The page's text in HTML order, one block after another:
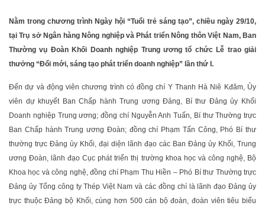
Nằm trong chương trình Ngày hội “Tuổi trẻ sáng tạo”, chiều ngày 29/10,
tại Trụ sở Ngân hàng Nông nghiệp và Phát triển Nông thôn Việt Nam, Ban
Thường vụ Đoàn Khối Doanh nghiệp Trung ương tổ chức Lễ trao giải
thưởng “Đổi mới, sáng tạo phát triển doanh nghiệp” lần thứ I.
Đến dự và động viên chương trình có đồng chí Y Thanh Hà Niê Kđăm, Ủy
viên dự khuyết Ban Chấp hành Trung ương Đảng, Bí thư Đảng ủy Khối
Doanh nghiệp Trung ương; đồng chí Nguyễn Anh Tuấn, Bí thư Thường trực
Ban Chấp hành Trung ương Đoàn; đồng chí Phạm Tấn Công, Phó Bí thư
thường trực Đảng ủy Khối, đại diện lãnh đạo các Ban Đảng ủy Khối, Trung
ương Đoàn, lãnh đạo Cục phát triển thị trường khoa học và công nghệ, Bộ
Khoa học và công nghệ, đồng chí Phạm Thu Hiền – Phó Bí thư Thường trực
Đảng ủy Tổng công ty Thép Việt Nam và các đồng chí là lãnh đạo Đảng ủy
trực thuộc Đảng bộ Khối, cùng hơn 500 cán bộ đoàn, đoàn viên tiêu biểu